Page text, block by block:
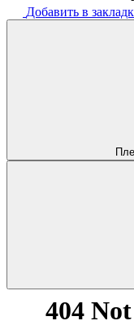
Добавить в